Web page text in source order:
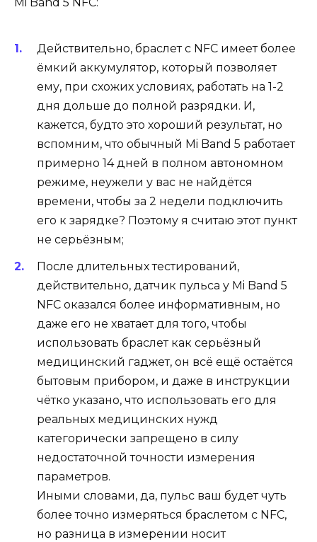
Действительно, браслет с NFC имеет более
ёмкий аккумулятор, который позволяет
ему, при схожих условиях, работать на 1-2
дня дольше до полной разрядки. И,
кажется, будто это хороший результат, но
вспомним, что обычный Mi Band 5 работает
примерно 14 дней в полном автономном
режиме, неужели у вас не найдётся
времени, чтобы за 2 недели подключить
его к зарядке? Поэтому я считаю этот пункт
не серьёзным;
После длительных тестирований,
действительно, датчик пульса у Mi Band 5
NFC оказался более информативным, но
даже его не хватает для того, чтобы
использовать браслет как серьёзный
медицинский гаджет, он всё ещё остаётся
бытовым прибором, и даже в инструкции
чётко указано, что использовать его для
реальных медицинских нужд
категорически запрещено в силу
недостаточной точности измерения
параметров.
Иными словами, да, пульс ваш будет чуть
более точно измеряться браслетом с NFC,
но разница в измерении носит